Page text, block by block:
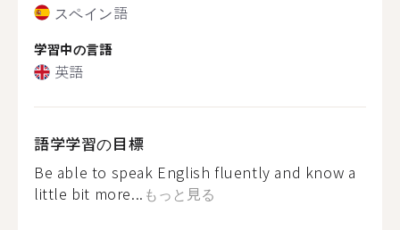
スペイン語
学習中の言語
英語
語学学習の目標
Be able to speak English fluently and know a
little bit more... もっと見る